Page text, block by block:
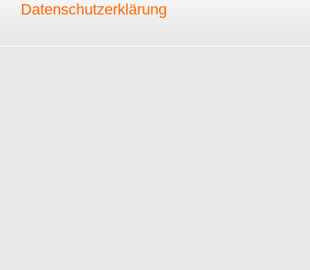
Datenschutzerklärung